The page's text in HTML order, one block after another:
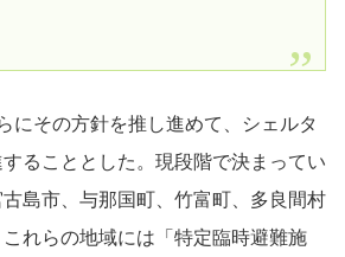
にその方針を推し進めて、シェルタ
ることとした。現段階で決まってい
島市、与那国町、竹富町、多良間村
れらの地域には「特定臨時避難施